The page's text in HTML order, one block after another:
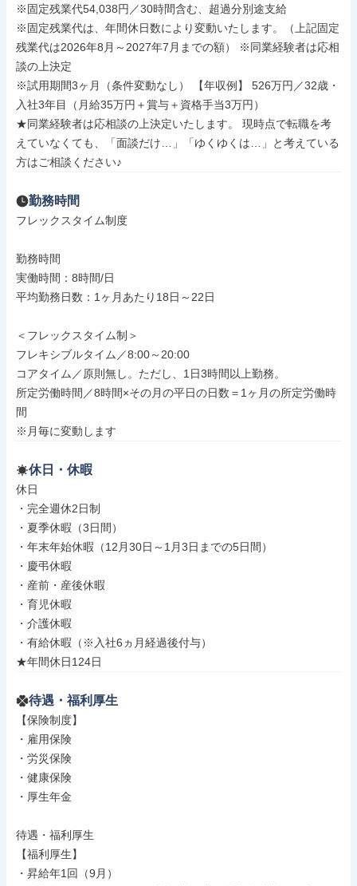
※固定残業代54,038円／30時間含む、超過分別途支給
※固定残業代は、年間休日数により変動いたします。（上記固定
残業代は2026年8月～2027年7月までの額） ※同業経験者は応相
談の上決定
※試用期間3ヶ月（条件変動なし） 【年収例】 526万円／32歳・
入社3年目（月給35万円＋賞与＋資格手当3万円）
★同業経験者は応相談の上決定いたします。 現時点で転職を考
えていなくても、「面談だけ…」「ゆくゆくは…」と考えている
方はご相談ください♪
勤務時間
フレックスタイム制度
勤務時間
実働時間：8時間/日
平均勤務日数：1ヶ月あたり18日～22日
＜フレックスタイム制＞
フレキシブルタイム／8:00～20:00
コアタイム／原則無し。ただし、1日3時間以上勤務。
所定労働時間／8時間×その月の平日の日数＝1ヶ月の所定労働時
間
※月毎に変動します
休日・休暇
休日
・完全週休2日制
・夏季休暇（3日間）
・年末年始休暇（12月30日～1月3日までの5日間）
・慶弔休暇
・産前・産後休暇
・育児休暇
・介護休暇
・有給休暇（※入社6ヵ月経過後付与）
★年間休日124日
待遇・福利厚生
【保険制度】
・雇用保険
・労災保険
・健康保険
・厚生年金
待遇・福利厚生
【福利厚生】
・昇給年1回（9月）